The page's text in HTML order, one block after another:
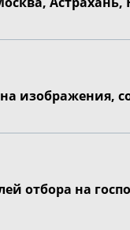
изображения,
отбора на